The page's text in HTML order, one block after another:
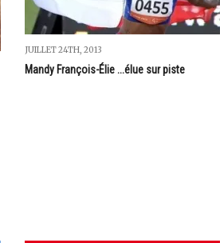
JUILLET 24TH, 2013
Mandy François-Élie ...élue sur piste